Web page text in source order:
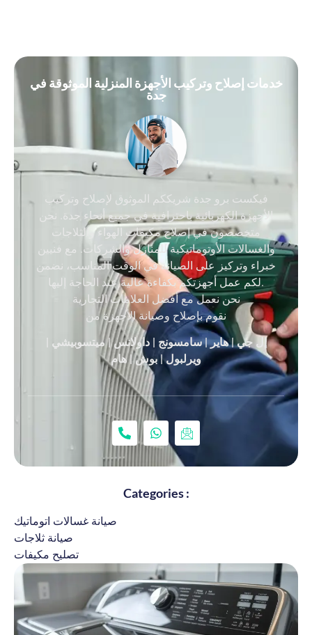
خدمات إصلاح وتركيب الأجهزة المنزلية الموثوقة في
جدة
فيكست برو جدة شريككم الموثوق لإصلاح وتركيب
الأجهزة الكهربائية باحترافية في جميع أنحاء جدة. نحن
متخصصون في إصلاح مكيفات الهواء والثلاجات
والغسالات الأوتوماتيكية للمنازل والشركات. مع فنيين
خبراء وتركيز على الصيانة في الوقت المناسب، نضمن
لكم عمل أجهزتكم بكفاءة عالية عند الحاجة إليها.
نحن نعمل مع أفضل العلامات التجارية
نقوم بإصلاح وصيانة الأجهزة من
إل جي | هاير | سامسونج | داولانس | ميتسوبيشي |
ويرلبول | بوش | هام
Categories :
صيانة غسالات اتوماتيك
صيانة ثلاجات
تصليح مكيفات